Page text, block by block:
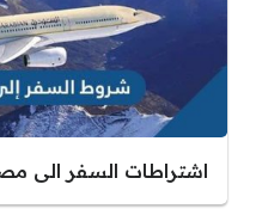
اشتراطات السفر الى